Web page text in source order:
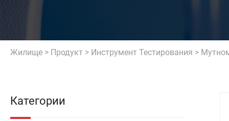
Жилище > Продукт > Инструмент Тестирования >
Категории